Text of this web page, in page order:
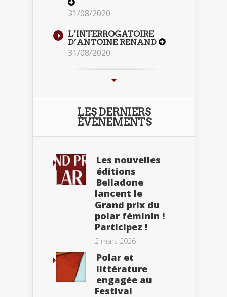
31/08/2020
L’INTERROGATOIRE
D’ANTOINE RENAND
31/08/2020
LES DERNIERS
ÉVÈNEMENTS
Les nouvelles
éditions
Belladone
lancent le
Grand prix du
polar féminin !
Participez !
2 mars 2026
Polar et
littérature
engagée au
Festival